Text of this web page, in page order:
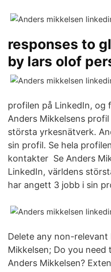
responses to
by lars olof
profilen på LinkedIn,
Anders Mikkelsens
största yrkesnätverk.
sin profil. Se hela
kontakter Se Anders
LinkedIn, världens
har angett 3 jobb i sin
Delete any non-
Mikkelsen; Do you
Anders Mikkelsen?